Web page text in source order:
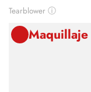
Tearblower ⓘ
Maquillaje